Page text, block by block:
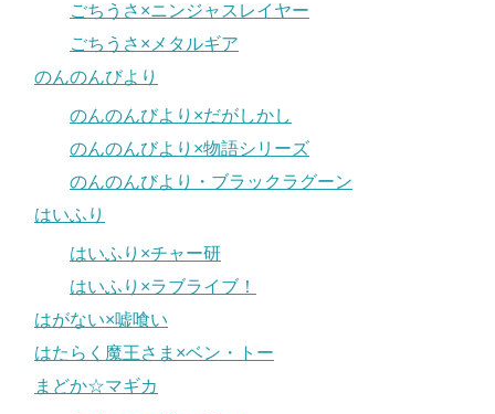
ごちうさ×ニンジャスレイヤー
ごちうさ×メタルギア
のんのんびより
のんのんびより×だがしかし
のんのんびより×物語シリーズ
のんのんびより・ブラックラグーン
はいふり
はいふり×チャー研
はいふり×ラブライブ！
はがない×嘘喰い
はたらく魔王さま×ベン・トー
まどか☆マギカ